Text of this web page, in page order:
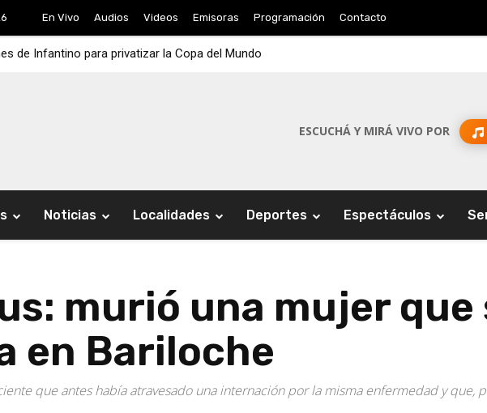
En Vivo Audios Videos Emisoras Programación Contacto
de Infantino para privatizar la Copa del Mundo
ESCUCHÁ Y MIRÁ VIVO POR
Noticias Localidades Deportes Espectáculos
murió una mujer
en Bariloche
que antes había atravesado una internación por la misma enfermedad y